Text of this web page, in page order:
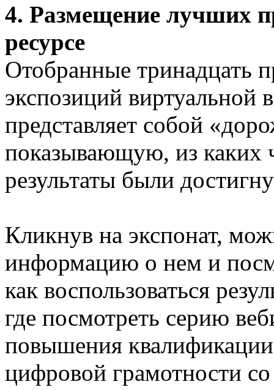
4. Размещение лучших
ресурсе
Отобранные тринадцать
экспозиций виртуальной
представляет собой
показывающую, из каких
результаты были
Кликнув на экспонат,
информацию о нем и
как воспользоваться
где посмотреть серию
повышения
цифровой грамотности